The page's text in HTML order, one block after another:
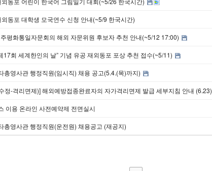
동포 대학생 모국연수 신청 안내(~5/9 한국시간)
평화통일자문회의 해외 자문위원 후보자 추천 안내(~5/12 17:00)
17회 세계한인의 날” 기념 유공 재외동포 포상 추천 접수(~5/11)
총영사관 행정직원(임시직) 채용 공고(5.4.(목)까지)
정-격리면제)] 해외예방접종완료자의 자가격리면제 발급 세부지침 안내 (6.23)
이용 온라인 사전예약제 전면실시
총영사관 행정직원(운전원) 채용공고 (재공지)